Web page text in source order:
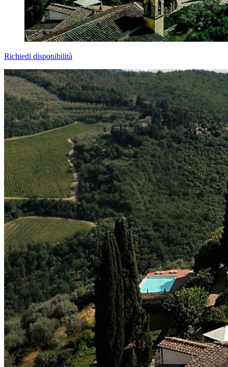
Richiedi disponibilità